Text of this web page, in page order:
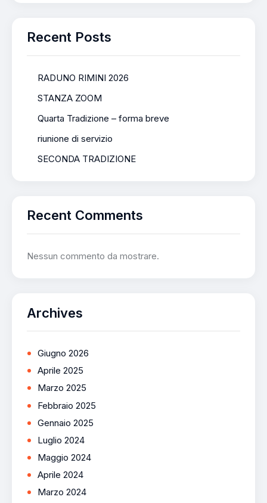
Recent Posts
RADUNO RIMINI 2026
STANZA ZOOM
Quarta Tradizione – forma breve
riunione di servizio
SECONDA TRADIZIONE
Recent Comments
Nessun commento da mostrare.
Archives
Giugno 2026
Aprile 2025
Marzo 2025
Febbraio 2025
Gennaio 2025
Luglio 2024
Maggio 2024
Aprile 2024
Marzo 2024